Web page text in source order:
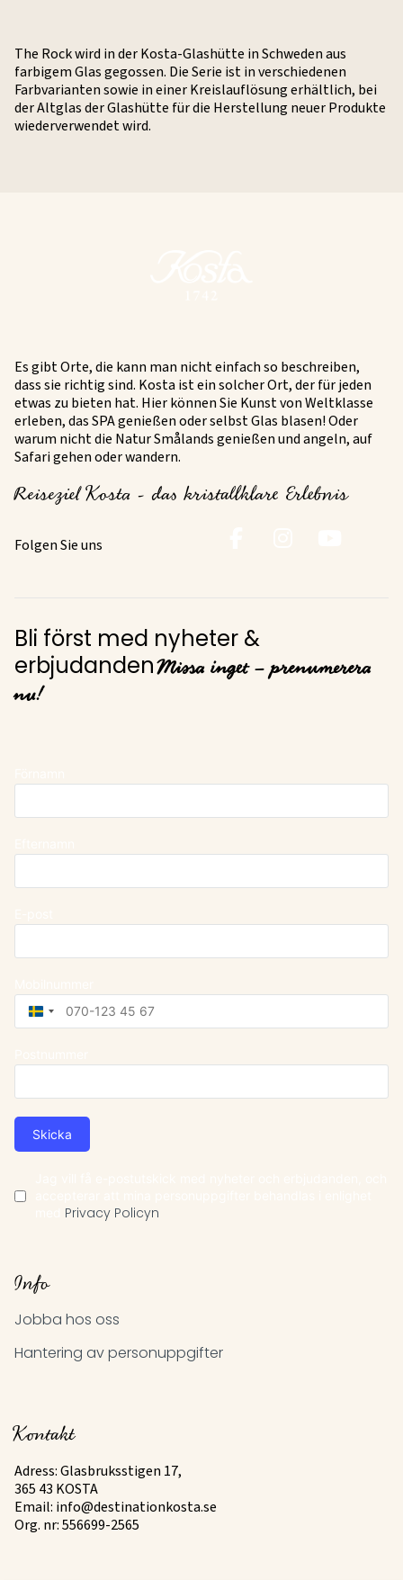
The Rock wird in der Kosta-Glashütte in Schweden aus
farbigem Glas gegossen. Die Serie ist in verschiedenen
Farbvarianten sowie in einer Kreislauflösung erhältlich, bei
der Altglas der Glashütte für die Herstellung neuer Produkte
wiederverwendet wird.
Es gibt Orte, die kann man nicht einfach so beschreiben,
dass sie richtig sind. Kosta ist ein solcher Ort, der für jeden
etwas zu bieten hat. Hier können Sie Kunst von Weltklasse
erleben, das SPA genießen oder selbst Glas blasen! Oder
warum nicht die Natur Smålands genießen und angeln, auf
Safari gehen oder wandern.
Reiseziel Kosta - das kristallklare Erlebnis
Folgen Sie uns
Bli först med nyheter &
erbjudanden Missa inget – prenumerera
nu!
Sweden
+46
Skicka
Privacy Policyn
Info
Jobba hos oss
Hantering av personuppgifter
Kontakt
Adress: Glasbruksstigen 17,
365 43 KOSTA
Email: info@destinationkosta.se
Org. nr: 556699-2565